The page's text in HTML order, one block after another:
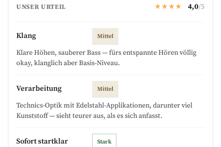
UNSER URTEIL ★★★★ 4,0/5
Klang Mittel
Klare Höhen, sauberer Bass — fürs entspannte Hören völlig
okay, klanglich aber Basis-Niveau.
Verarbeitung Mittel
Technics-Optik mit Edelstahl-Applikationen, darunter viel
Kunststoff — sieht teurer aus, als es sich anfasst.
Sofort startklar Stark